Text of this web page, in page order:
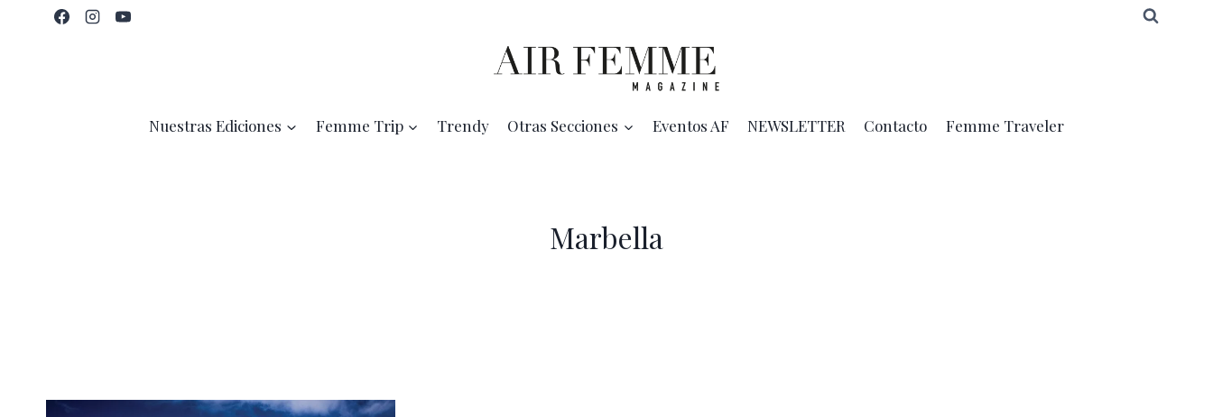
Nuestras Ediciones Femme Trip Trendy Otras Secciones Eventos AF NEWSLETTER Contacto Femme Traveler
Marbella